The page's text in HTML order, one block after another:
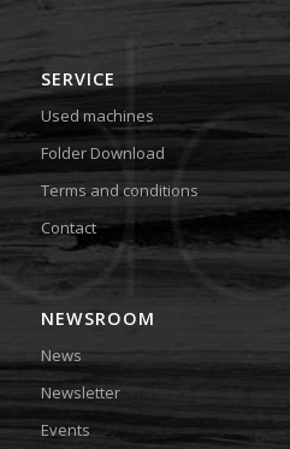
SERVICE
Used machines
Folder Download
Terms and conditions
Contact
NEWSROOM
News
Newsletter
Events